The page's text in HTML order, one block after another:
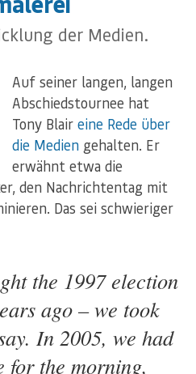
der Medien.
Auf seiner langen, langen
Abschiedstournee hat
Tony Blair eine Rede über
die Medien gehalten. Er
erwähnt etwa die
den Nachrichtentag mit
Das sei schwieriger
the 1997 election
ago – we took
In 2005, we had
for the morning,